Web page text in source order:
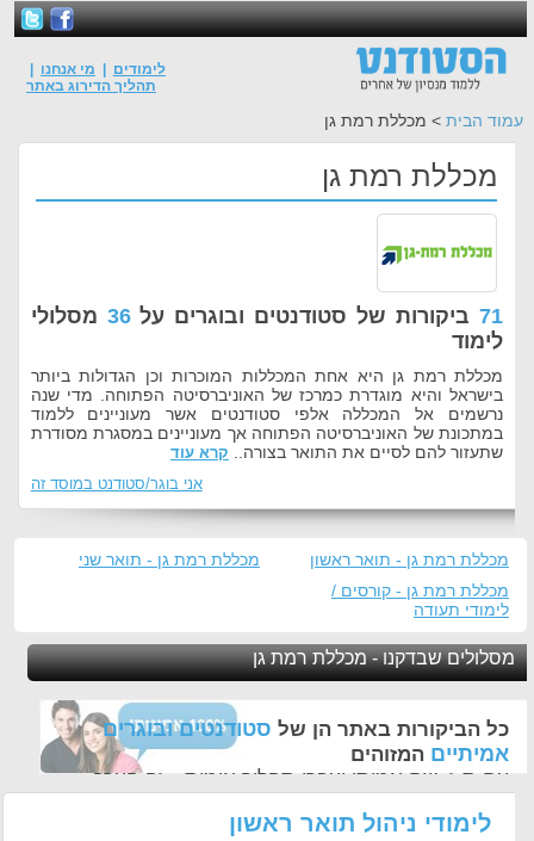
לימודים מי אנחנו
תהליך הדירוג באתר
עמוד הבית > מכללת רמת גן
מכללת רמת גן
71ביקורות של סטודנטים ובוגרים על36 מסלולי
לימוד
מכללת רמת גן היא אחת המכללות המוכרות וכן הגדולות ביותר
בישראל והיא מוגדרת כמרכז של האוניברסיטה הפתוחה. מדי שנה
נרשמים אל המכללה אלפי סטודנטים אשר מעוניינים ללמוד
במתכונת של האוניברסיטה הפתוחה אך מעוניינים במסגרת מסודרת
שתעזור להם לסיים את התואר בצורה.. קרא עוד
אני בוגר/סטודנט במוסד זה
מכללת רמת גן - תואר ראשון
מכללת רמת גן - תואר שני
מכללת רמת גן - קורסים /
לימודי תעודה
מסלולים שבדקנו - מכללת רמת גן
כל הביקורות באתר הן של סטודנטים ובוגרים
אמיתיים המזוהים
עם ת.ז, שם אמיתי ועברו תהליך אימות - זה הערך
לימודי ניהול תואר ראשון